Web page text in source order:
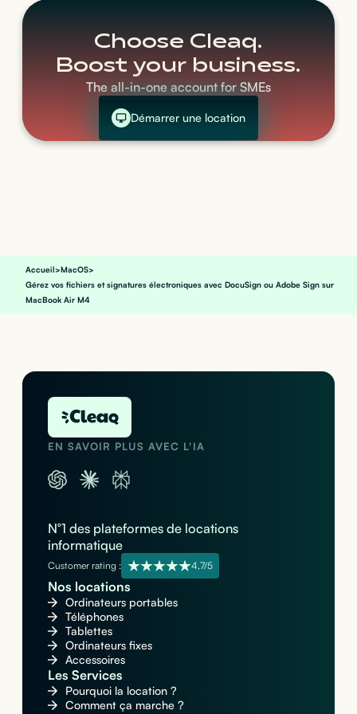
Choose Cleaq.
Boost your business.
The all-in-one account for SMEs
Démarrer une location
Accueil>MacOS>
Gérez vos fichiers et signatures électroniques avec DocuSign ou Adobe Sign sur
MacBook Air M4
EN SAVOIR PLUS AVEC L'IA
N°1 des plateformes de locations
informatique
Customer rating : 4,7/5
Nos locations
Ordinateurs portables
Téléphones
Tablettes
Ordinateurs fixes
Accessoires
Les Services
Pourquoi la location ?
Comment ça marche ?